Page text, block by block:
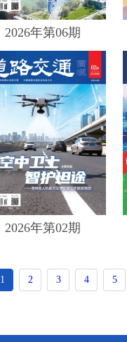
2026年第06期
2026年第02期
1 2 3 4 5